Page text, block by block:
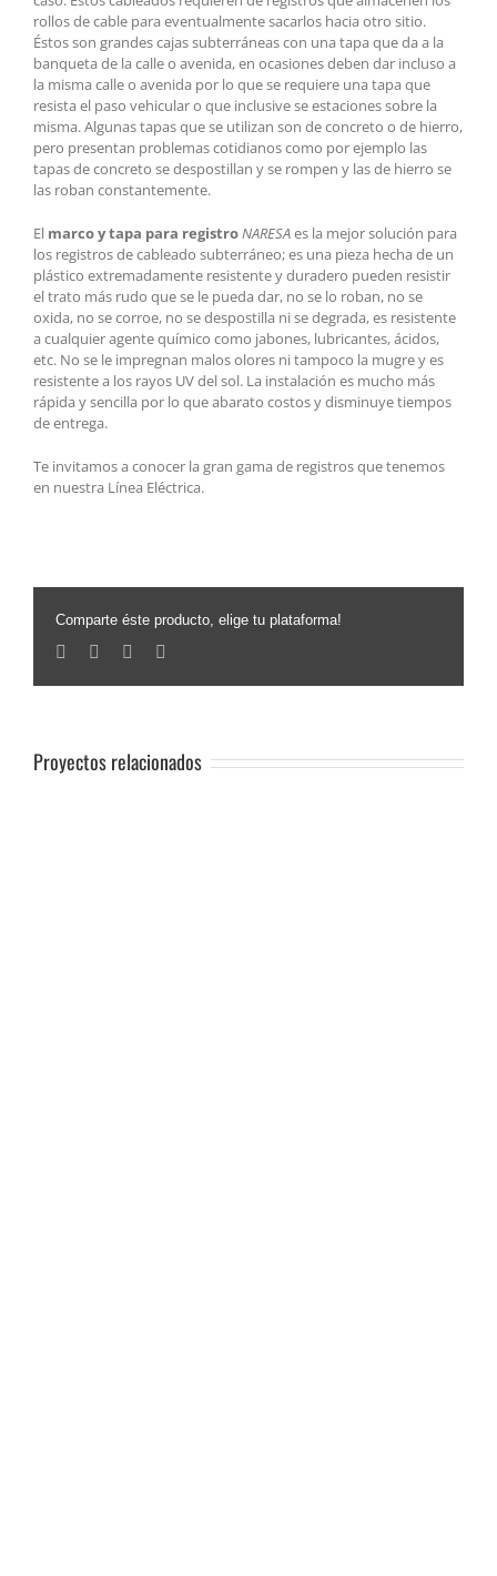
rollos de cable para eventualmente sacarlos hacia otro sitio.
Éstos son grandes cajas subterráneas con una tapa que da a la
banqueta de la calle o avenida, en ocasiones deben dar incluso a
la misma calle o avenida por lo que se requiere una tapa que
resista el paso vehicular o que inclusive se estaciones sobre la
misma. Algunas tapas que se utilizan son de concreto o de hierro,
pero presentan problemas cotidianos como por ejemplo las
tapas de concreto se despostillan y se rompen y las de hierro se
las roban constantemente.
El marco y tapa para registroNARESAes la mejor solución para
los registros de cableado subterráneo; es una pieza hecha de un
plástico extremadamente resistente y duradero pueden resistir
el trato más rudo que se le pueda dar, no se lo roban, no se
oxida, no se corroe, no se despostilla ni se degrada, es resistente
a cualquier agente químico como jabones, lubricantes, ácidos,
etc. No se le impregnan malos olores ni tampoco la mugre y es
resistente a los rayos UV del sol. La instalación es mucho más
rápida y sencilla por lo que abarato costos y disminuye tiempos
de entrega.
Te invitamos a conocer la gran gama de registros que tenemos
en nuestra Línea Eléctrica.
Comparte éste producto, elige tu plataforma!
Facebook
TwitterLinkedin
Proyectos relacionados